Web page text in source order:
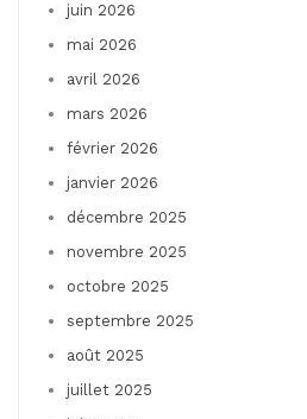
juin 2026
mai 2026
avril 2026
mars 2026
février 2026
janvier 2026
décembre 2025
novembre 2025
octobre 2025
septembre 2025
août 2025
juillet 2025